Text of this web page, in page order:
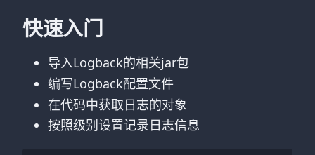
快速入门
导入Logback的相关jar包
编写Logback配置文件
在代码中获取日志的对象
按照级别设置记录日志信息